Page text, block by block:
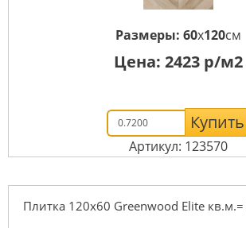
Размеры: 60x120см
Цена: 2423 р/м2
Купить
Артикул: 123570
Плитка 120x60 Greenwood Elite